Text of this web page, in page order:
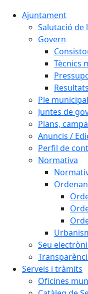
Ajuntament
Salutació de
Govern
Tècnics
Ple municipal
Juntes de
Plans,
Anuncis /
Perfil de
Normativa
Seu
Serveis i tràmits
Oficines